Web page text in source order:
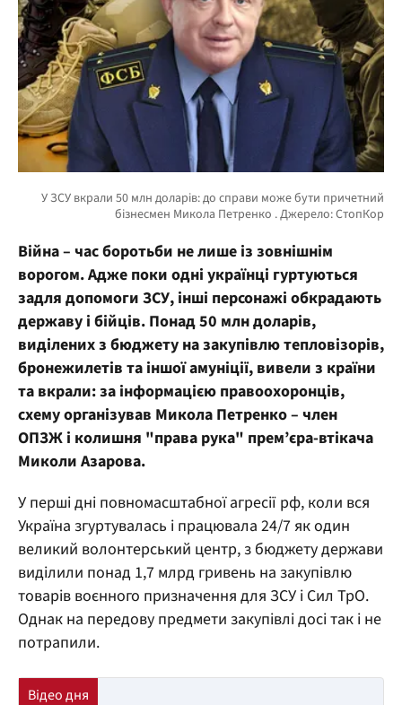
Війна – час боротьби не лише із зовнішнім
ворогом. Адже поки одні українці гуртуються
задля допомоги ЗСУ, інші персонажі обкрадають
державу і бійців. Понад 50 млн доларів,
виділених з бюджету на закупівлю тепловізорів,
бронежилетів та іншої амуніції, вивели з країни
та вкрали: за інформацією правоохоронців,
схему організував Микола Петренко – член
ОПЗЖ і колишня "права рука" прем’єра-втікача
Миколи Азарова.
У перші дні повномасштабної агресії рф, коли вся
Україна згуртувалась і працювала 24/7 як один
великий волонтерський центр, з бюджету держави
виділили понад 1,7 млрд гривень на закупівлю
товарів воєнного призначення для ЗСУ і Сил ТрО.
Однак на передову предмети закупівлі досі так і не
потрапили.